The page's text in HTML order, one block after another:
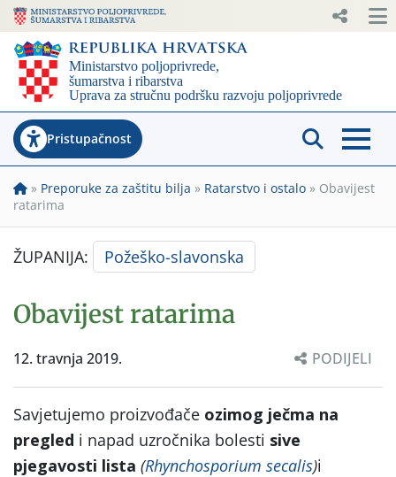
Pristupačnost
» Preporuke za zaštitu bilja » Ratarstvo i ostalo » Obavijest
ratarima
ŽUPANIJA: Požeško-slavonska
Obavijest ratarima
12. travnja 2019. PODIJELI
Savjetujemo proizvođače ozimog ječma na
pregled i napad uzročnika bolesti sive
pjegavosti lista (Rhynchosporium secalis)i